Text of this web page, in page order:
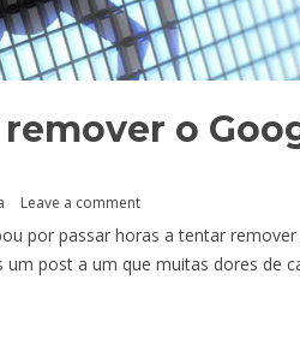
o
Leave a comment
por passar horas a tentar remover
post a um que muitas dores de